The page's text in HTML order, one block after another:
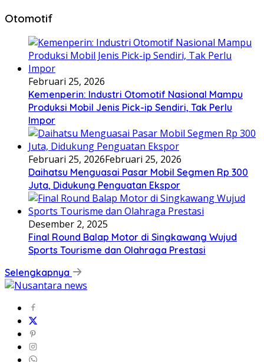
Otomotif
Februari 25, 2026
Kemenperin: Industri Otomotif Nasional Mampu
Produksi Mobil Jenis Pick-ip Sendiri, Tak Perlu
Impor
Februari 25, 2026Februari 25, 2026
Daihatsu Menguasai Pasar Mobil Segmen Rp 300
Juta, Didukung Penguatan Ekspor
Desember 2, 2025
Final Round Balap Motor di Singkawang Wujud
Sports Tourisme dan Olahraga Prestasi
Selengkapnya